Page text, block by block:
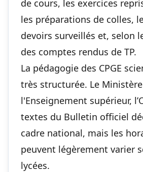
de cours, les exercices
les préparations de colles,
devoirs surveillés et, selon
des comptes rendus de TP.
La pédagogie des CPGE
très structurée. Le
l'Enseignement supérieur, l’
textes du Bulletin officiel
cadre national, mais les
peuvent légèrement varier
lycées.